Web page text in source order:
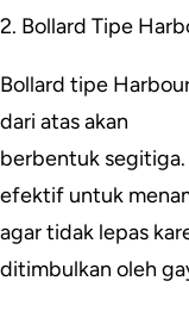
2. Bollard Tipe
Bollard tipe
dari atas akan
berbentuk
efektif untuk
agar tidak lepas
ditimbulkan oleh